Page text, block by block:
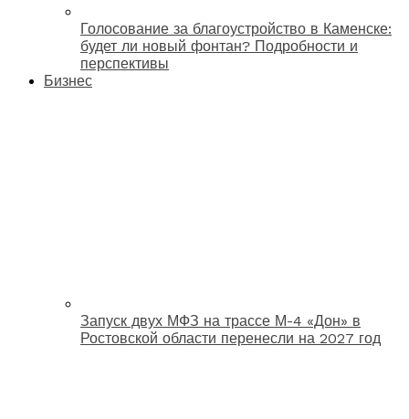
Голосование за благоустройство в Каменске:
будет ли новый фонтан? Подробности и
перспективы
Бизнес
Запуск двух МФЗ на трассе М-4 «Дон» в
Ростовской области перенесли на 2027 год